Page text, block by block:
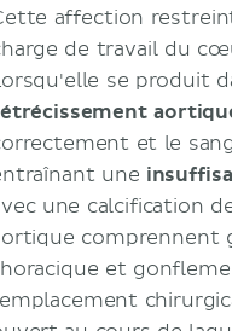
affection
de travail du
se produit
et le
une
une calcification
comprennent
et